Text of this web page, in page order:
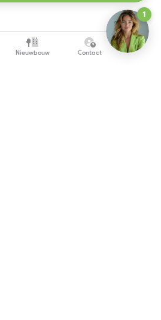
Nieuwbouw Contact